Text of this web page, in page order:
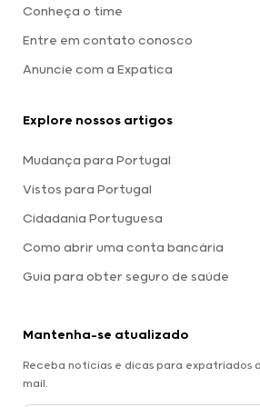
Conheça o time
Entre em contato conosco
Anuncie com a Expatica
Explore nossos artigos
Mudança para Portugal
Vistos para Portugal
Cidadania Portuguesa
Como abrir uma conta bancária
Guia para obter seguro de saúde
Mantenha-se atualizado
Receba notícias e dicas para expatriados
mail.